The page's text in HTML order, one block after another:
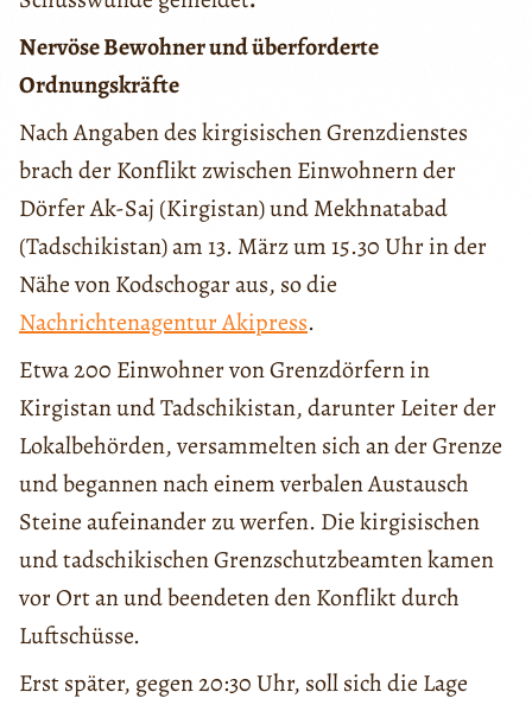
Nervöse Bewohner und überforderte
Ordnungskräfte
Nach Angaben des kirgisischen Grenzdienstes
brach der Konflikt zwischen Einwohnern der
Dörfer Ak-Saj (Kirgistan) und Mekhnatabad
(Tadschikistan) am 13. März um 15.30 Uhr in der
Nähe von Kodschogar aus, so die
Nachrichtenagentur Akipress.
Etwa 200 Einwohner von Grenzdörfern in
Kirgistan und Tadschikistan, darunter Leiter der
Lokalbehörden, versammelten sich an der Grenze
und begannen nach einem verbalen Austausch
Steine aufeinander zu werfen. Die kirgisischen
und tadschikischen Grenzschutzbeamten kamen
vor Ort an und beendeten den Konflikt durch
Luftschüsse.
Erst später, gegen 20:30 Uhr, soll sich die Lage